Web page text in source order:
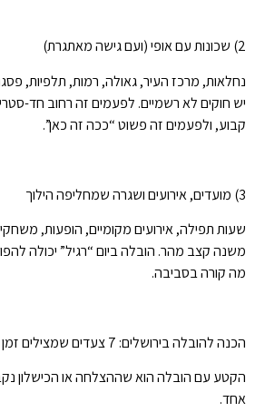
2) שכונות עם אופי (ועם גישה מאתגרת)
נחלאות, מרכז העיר, גאולה, רמות, תלפיות,
יש חוקים לא רשמיים. לפעמים זה רחוב חד-
קבוע, ולפעמים זה פשוט “ככה זה כאן”.
3) מועדים, אירועים ושגרה שמחליפה הילוך
שעות תפילה, אירועים מקומיים, הופעות,
משנה קצב מהר. הובלה ביום “רגיל” יכולה
מה קורה בסביבה.
הכנה להובלה בירושלים: 7 צעדים שמצילים זמן (ועצבים)
הקטע עם הובלה הוא שההצלחה או הכישלון
אחד.